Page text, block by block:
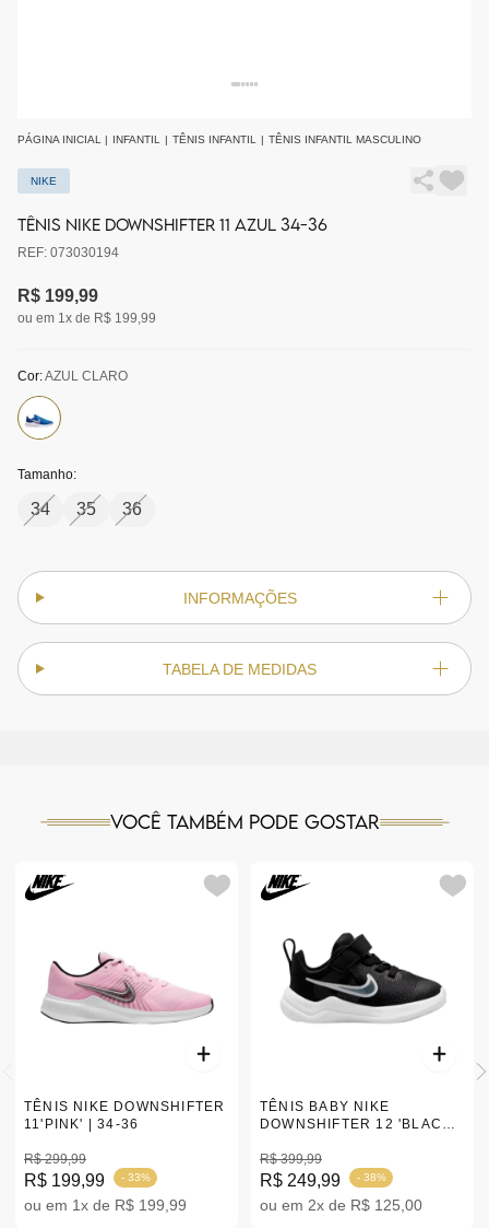
PÁGINA INICIAL | INFANTIL | TÊNIS INFANTIL | TÊNIS INFANTIL MASCULINO
NIKE
TÊNIS NIKE DOWNSHIFTER 11 AZUL 34-36
REF: 073030194
R$ 199,99
ou em 1x de R$ 199,99
Cor:AZUL CLARO
Tamanho:
34 35 36
INFORMAÇÕES
TABELA DE MEDIDAS
Você também pode gostar
TÊNIS NIKE DOWNSHIFTER
11'PINK' | 34-36
R$ 299,99
R$ 199,99 - 33%
ou em 1x de R$ 199,99
TÊNIS BABY NIKE
DOWNSHIFTER 12 'BLACK'
R$ 399,99
R$ 249,99 - 38%
ou em 2x de R$ 125,00